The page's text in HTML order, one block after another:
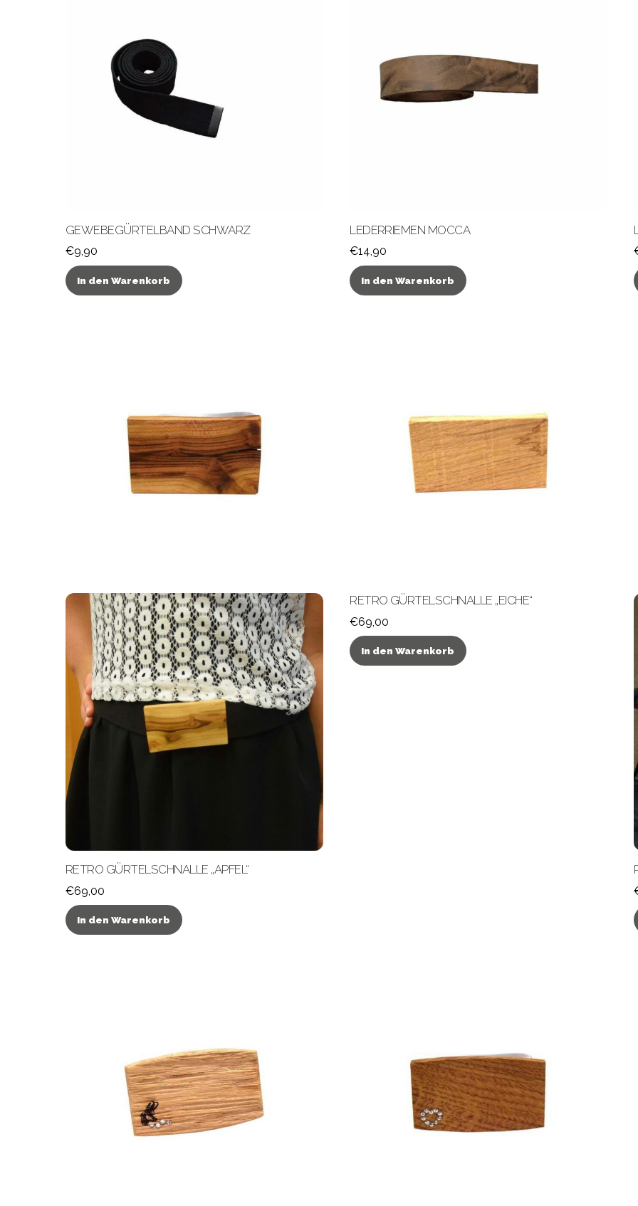
GEWEBEGÜRTELBAND SCHWARZ
€9,90
In den Warenkorb
LEDERRIEMEN MOCCA
€14,90
In den Warenkorb
RETRO GÜRTELSCHNALLE „APFEL“
€69,00
In den Warenkorb
RETRO GÜRTELSCHNALLE „EICHE“
€69,00
In den Warenkorb